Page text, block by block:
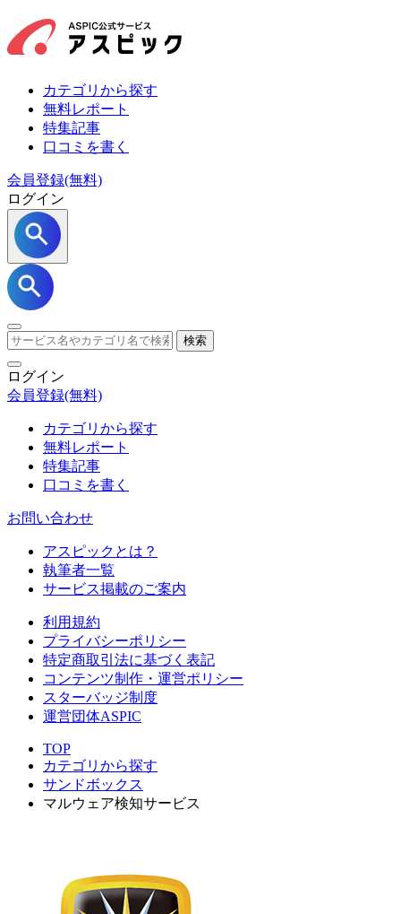
カテゴリから探す
無料レポート
特集記事
口コミを書く
会員登録(無料)
ログイン
検索
ログイン
会員登録(無料)
カテゴリから探す
無料レポート
特集記事
口コミを書く
お問い合わせ
アスピックとは？
執筆者一覧
サービス掲載のご案内
利用規約
プライバシーポリシー
特定商取引法に基づく表記
コンテンツ制作・運営ポリシー
スターバッジ制度
運営団体ASPIC
TOP
カテゴリから探す
サンドボックス
マルウェア検知サービス